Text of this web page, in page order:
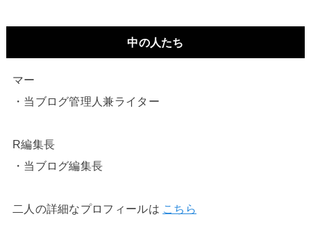
中の人たち
マー
・当ブログ管理人兼ライター
R編集長
・当ブログ編集長
二人の詳細なプロフィールは こちら